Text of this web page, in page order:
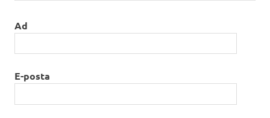
Ad
E-posta